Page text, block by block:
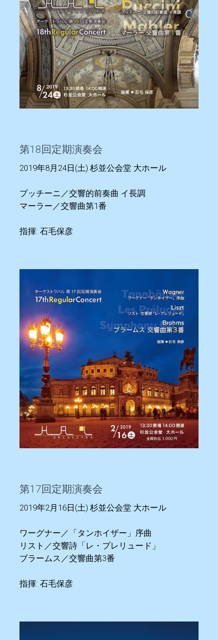
第18回定期演奏会
2019年8月24日(土) 杉並公会堂 大ホール
プッチーニ／交響的前奏曲 イ長調
マーラー／交響曲第1番
指揮: 石毛保彦
第17回定期演奏会
2019年2月16日(土) 杉並公会堂 大ホール
ワーグナー／「タンホイザー」序曲
リスト／交響詩「レ・プレリュード」
ブラームス／交響曲第3番
指揮: 石毛保彦